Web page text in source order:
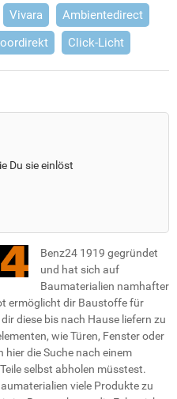
Vivara
Ambientedirect
Click-Licht
Du sie einlöst
Benz24 1919 gegründet
und hat sich auf
Baumaterialien namhafter
ermöglicht dir Baustoffe für
diese bis nach Hause liefern zu
wie Türen, Fenster oder
die Suche nach einem
selbst abholen müsstest.
viele Produkte zu